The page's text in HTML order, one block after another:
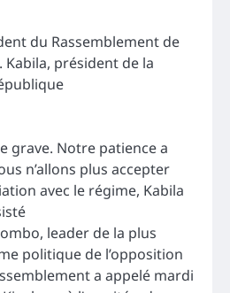
du Rassemblement de
Kabila, président de la
grave. Notre patience a
n’allons plus accepter
avec le régime, Kabila
leader de la plus
politique de l’opposition
a appelé mardi